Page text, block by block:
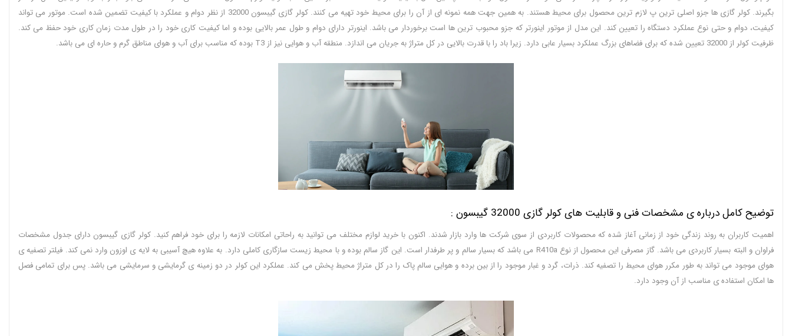
بگیرند. کولر گازی ها جزو اصلی ترین پ لازم ترین محصول برای محیط هستند. به همین جهت همه نمونه ای از آن را برای محیط خود تهیه می کنند. کولر گازی گیبسون 32000 از نظر دوام و عملکرد با کیفیت تضمین شده است. موتور می تواند
کیفیت، دوام و حتی نوع عملکرد دستگاه را تعیین کند. این مدل از موتور اینورتر که جزو محبوب ترین ها است برخوردار می باشد. اینورتر دارای دوام و طول عمر بالایی بوده و اما کیفیت کاری خود را در طول مدت زمان کاری خود حفظ می کند.
ظرفیت کولر از 32000 تعیین شده که برای فضاهای بزرگ عملکرد بسیار عابی دارد. زیرا باد را با قدرت بالایی در کل متراژ به جریان می اندازد. منطقه آب و هوایی نیز از T3 بوده که مناسب برای آب و هوای مناطق گرم و حاره ای می باشد.
توضیح کامل درباره ی مشخصات فنی و قابلیت های کولر گازی 32000 گیبسون :
اهمیت کاربران به روند زندگی خود از زمانی آغاز شده که محصولات کاربردی از سوی شرکت ها وارد بازار شدند. اکنون با خرید لوازم مختلف می توانید به راحاتی امکانات لازمه را برای خود فراهم کنید. کولر گازی گیبسون دارای جدول مشخصات
فراوان و البته بسیار کاربردی می باشد. گاز مصرفی این محصول از نوع R410a می باشد که بسیار سالم و پر طرفدار است. این گاز سالم بوده و با محیط زیست سازگاری کاملی دارد. به علاوه هیچ آسیبی به لایه ی اوزون وارد نمی کند. فیلتر تصفیه ی
هوای موجود می تواند به طور مکرر هوای محیط را تصفیه کند. ذرات، گرد و غبار موجود را از بین برده و هوایی سالم پاک را در کل متراژ محیط پخش می کند. عملکرد این کولر در دو زمینه ی گرمایشی و سرمایشی می باشد. پس برای تمامی فصل
ها امکان استفاده ی مناسب از آن وجود دارد.